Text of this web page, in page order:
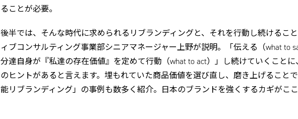
ることが必要。
後半では、そんな時代に求められるリブランディングと、それを行動し続けるこ
ィブコンサルティング事業部シニアマネージャー上野が説明。「伝える（what to
分達自身が『私達の存在価値』を定めて行動（what to act）」し続けていくこと
のヒントがあると言えます。埋もれていた商品価値を選び直し、磨き上げること
能リブランディング」の事例も数多く紹介。日本のブランドを強くするカギがここ